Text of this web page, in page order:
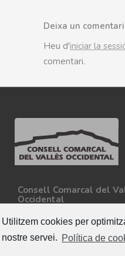
Utilitzem cookies per
nostre servei. Política de
Deixa un comentari
Heu d'iniciar la
comentari.
Consell Comarcal del
Occidental
08227 - Terrassa
Tel. 93 727 35 34